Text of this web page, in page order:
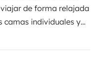
de forma relajada
camas individuales y
para familias o
para bicicletas y
La cocina está